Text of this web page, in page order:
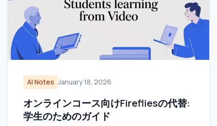
AI Notes January 18, 2026
オンラインコース向けFirefliesの代替:
学生のためのガイド